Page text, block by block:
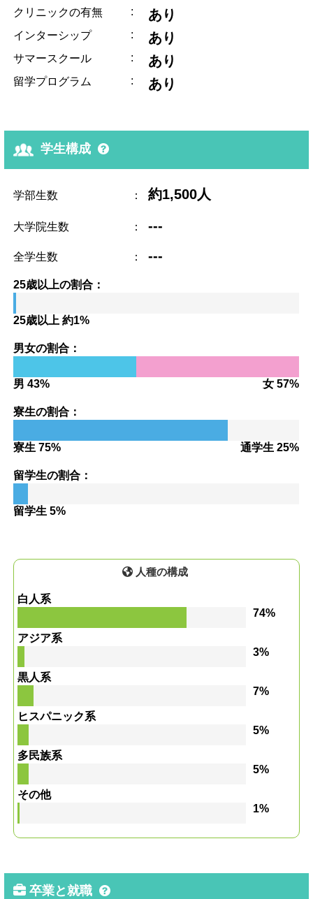
クリニックの有無 : あり
インターシップ : あり
サマースクール : あり
留学プログラム : あり
学生構成
学部生数 ： 約1,500人
大学院生数 ： ---
全学生数 ： ---
25歳以上の割合：
25歳以上 約1%
男女の割合：
男 43% 女 57%
寮生の割合：
寮生 75% 通学生 25%
留学生の割合：
留学生 5%
人種の構成
白人系
74%
アジア系
3%
黒人系
7%
ヒスパニック系
5%
多民族系
5%
その他
1%
卒業と就職